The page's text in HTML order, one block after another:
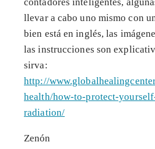
llevar a cabo uno mismo con
bien está en inglés, las
las instrucciones son
sirva:
http://
health/how-to-protect-
radiation/
Zenón